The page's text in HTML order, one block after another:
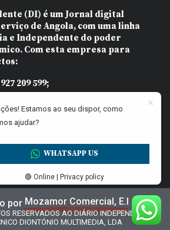
(DI) é um Jornal digital
de Angola, com uma linha
e Independente do poder
Com esta empresa para
209 599;
por Mozamor Comercial, E.I
RESERVADOS AO DIÁRIO INDEPENDENTE |
DIONTÓNIO MULTIMEDIA, LDA
Estamos ao seu dispor, como
ajudar?
WHATSAPP US
🟢 Online | Privacy policy